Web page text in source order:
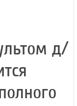
д/